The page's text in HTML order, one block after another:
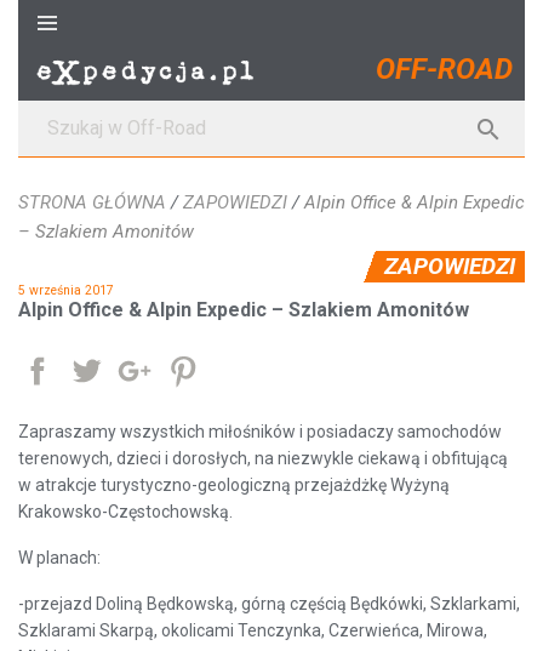
S
p
o
e
t
OFF-ROAD
k
a
:

STRONA GŁÓWNA /ZAPOWIEDZI/Alpin Office & Alpin Expedic
– Szlakiem Amonitów
ZAPOWIEDZI
5 września 2017
Alpin Office & Alpin Expedic – Szlakiem Amonitów
UdostępnijTweetuj Google+
Zapraszamy wszystkich miłośników i posiadaczy samochodów
terenowych, dzieci i dorosłych, na niezwykle ciekawą i obfitującą
w atrakcje turystyczno-geologiczną przejażdżkę Wyżyną
Krakowsko-Częstochowską.
W planach:
-przejazd Doliną Będkowską, górną częścią Będkówki, Szklarkami,
Szklarami Skarpą, okolicami Tenczynka, Czerwieńca, Mirowa,